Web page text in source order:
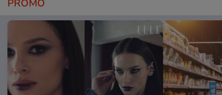
PROMO